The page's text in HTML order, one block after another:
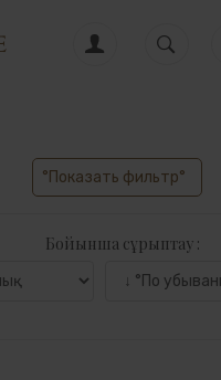
°Показать фильтр°
Бойынша сұрыптау :